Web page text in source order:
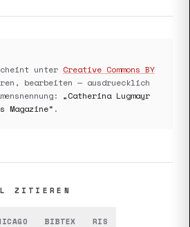
unter Creative Commons BY
bearbeiten — ausdruecklich
„Catherina Lugmayr
Magazine“ .
ZITIEREN
BIBTEX RIS